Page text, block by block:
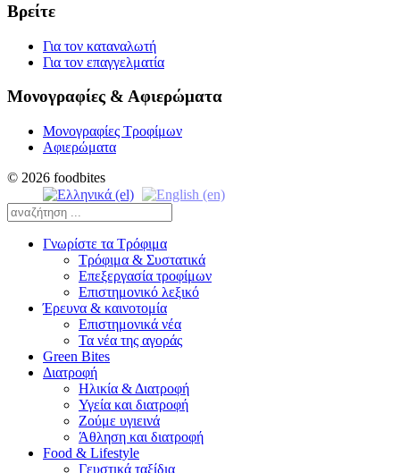
Βρείτε
Για τον καταναλωτή
Για τον επαγγελματία
Μονογραφίες & Αφιερώματα
Μονογραφίες Τροφίμων
Αφιερώματα
© 2026 foodbites
Γνωρίστε τα Τρόφιμα
Τρόφιμα & Συστατικά
Επεξεργασία τροφίμων
Επιστημονικό λεξικό
Έρευνα & καινοτομία
Επιστημονικά νέα
Τα νέα της αγοράς
Green Bites
Διατροφή
Ηλικία & Διατροφή
Υγεία και διατροφή
Ζούμε υγιεινά
Άθληση και διατροφή
Food & Lifestyle
Γευστικά ταξίδια